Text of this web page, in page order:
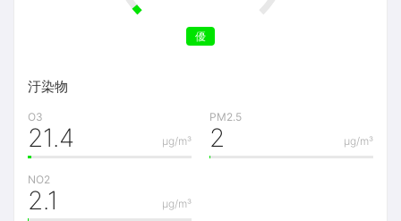
優
汙染物
O3
μg/m³
21.4
PM2.5
μg/m³
2
NO2
μg/m³
2.1